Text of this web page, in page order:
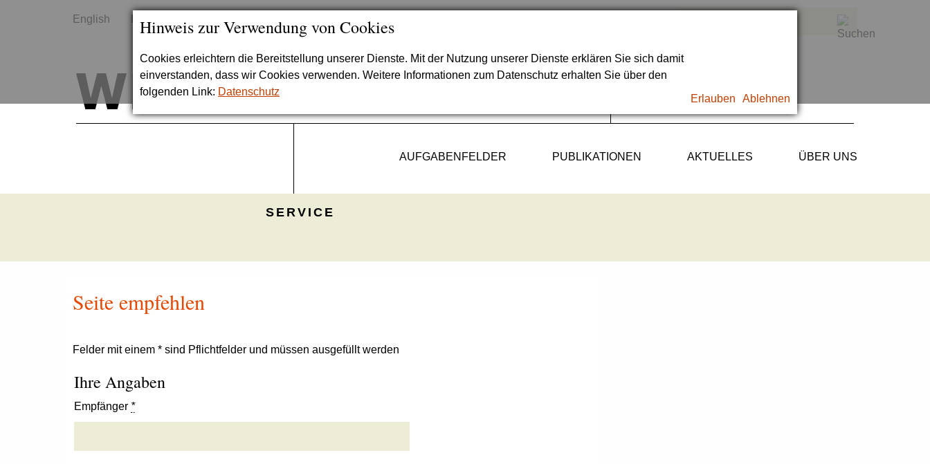
Hinweis zur Verwendung von Cookies
Cookies erleichtern die Bereitstellung unserer Dienste. Mit der Nutzung unserer Dienste erklären Sie sich damit
einverstanden, dass wir Cookies verwenden. Weitere Informationen zum Datenschutz erhalten Sie über den
folgenden Link: Datenschutz
Erlauben Ablehnen
English
AUFGABENFELDER PUBLIKATIONEN AKTUELLES ÜBER UNS
SERVICE
Seite empfehlen
Felder mit einem * sind Pflichtfelder und müssen ausgefüllt werden
Ihre Angaben
Empfänger *